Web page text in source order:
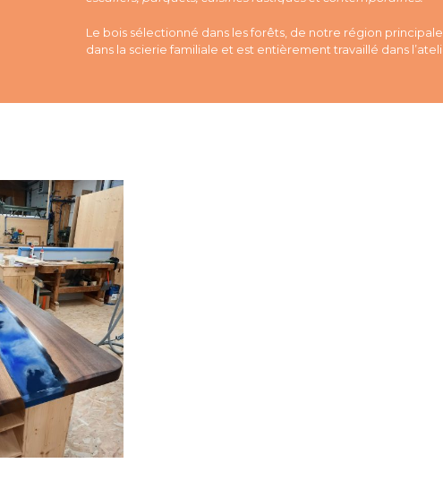
Le bois sélectionné dans les forêts, de notre région
dans la scierie familiale et est entièrement travaillé dans